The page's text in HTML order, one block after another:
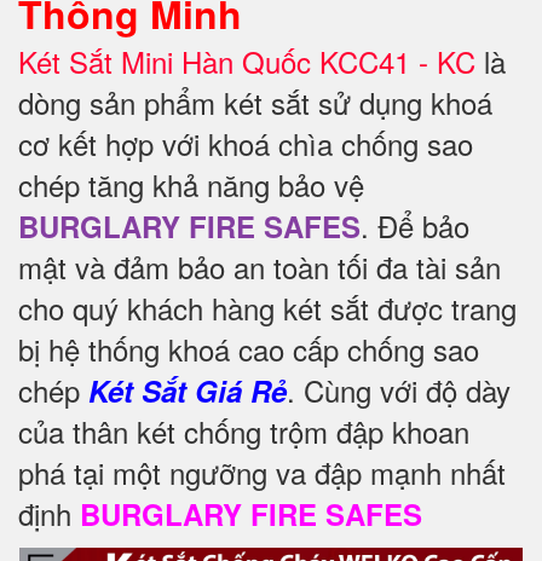
Thông Minh
Két Sắt Mini Hàn Quốc KCC41 - KC là
dòng sản phẩm két sắt sử dụng khoá
cơ kết hợp với khoá chìa chống sao
chép tăng khả năng bảo vệ
BURGLARY FIRE SAFES. Để bảo
mật và đảm bảo an toàn tối đa tài sản
cho quý khách hàng két sắt được trang
bị hệ thống khoá cao cấp chống sao
chép Két Sắt Giá Rẻ. Cùng với độ dày
của thân két chống trộm đập khoan
phá tại một ngưỡng va đập mạnh nhất
định BURGLARY FIRE SAFES